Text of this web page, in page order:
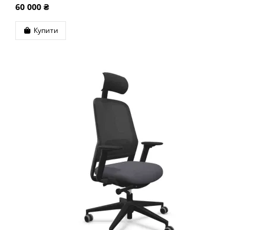
60 000 ₴
Купити